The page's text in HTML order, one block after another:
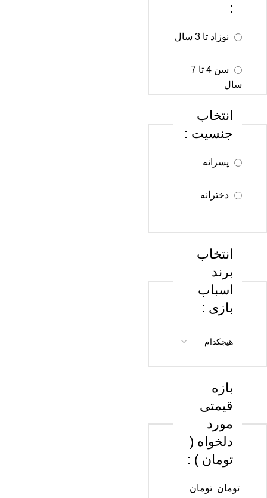
:
سن 4 تا 7
سال
سال
انتخاب
جنسیت :
انتخاب
برند
اسباب
بازی :
بازه
قیمتی
مورد
دلخواه (
تومان ) :
تومان تومان